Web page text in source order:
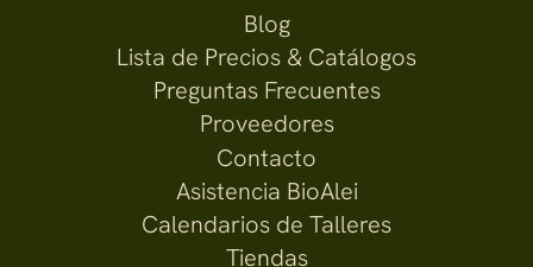
Blog
Lista de Precios & Catálogos
Preguntas Frecuentes
Proveedores
Contacto
Asistencia BioAlei
Calendarios de Talleres
Tiendas